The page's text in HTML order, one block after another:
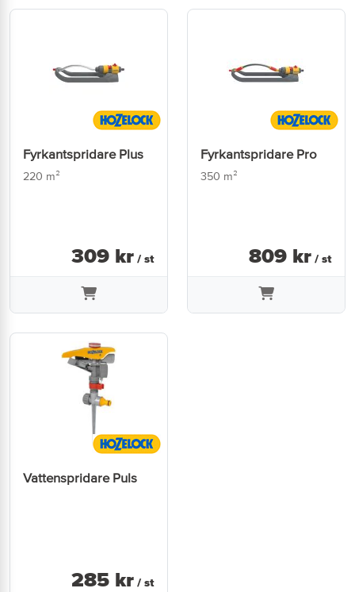
Fyrkantspridare Plus
220 m²
309 kr / st
Fyrkantspridare Pro
350 m²
809 kr / st
Vattenspridare Puls
285 kr / st